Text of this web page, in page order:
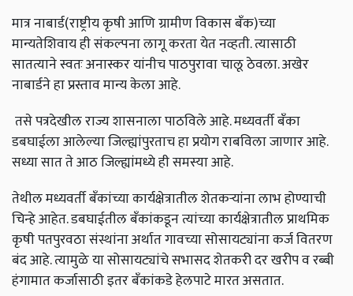
मात्र नाबार्ड(राष्ट्रीय कृषी आणि ग्रामीण विकास बँक)च्या
मान्यतेशिवाय ही संकल्पना लागू करता येत नव्हती. त्यासाठी
सातत्याने स्वतः अनास्कर यांनीच पाठपुरावा चालू ठेवला. अखेर
नाबार्डने हा प्रस्ताव मान्य केला आहे.
तसे पत्रदेखील राज्य शासनाला पाठविले आहे. मध्यवर्ती बॅंका
डबघाईला आलेल्या जिल्ह्यांपुरताच हा प्रयोग राबविला जाणार आहे.
सध्या सात ते आठ जिल्ह्यांमध्ये ही समस्या आहे.
तेथील मध्यवर्ती बॅंकांच्या कार्यक्षेत्रातील शेतकऱ्यांना लाभ होण्याची
चिन्हे आहेत. डबघाईतील बॅंकांकडून त्यांच्या कार्यक्षेत्रातील प्राथमिक
कृषी पतपुरवठा संस्थांना अर्थात गावच्या सोसायट्यांना कर्ज वितरण
बंद आहे. त्यामुळे या सोसायट्यांचे सभासद शेतकरी दर खरीप व रब्बी
हंगामात कर्जासाठी इतर बॅंकांकडे हेलपाटे मारत असतात.